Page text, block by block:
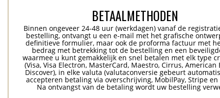
BETAALMETHODEN
Binnen ongeveer 24-48 uur (werkdagen) vanaf de
bestelling, ontvangt u een e-mail met het grafische
definitieve formulier, maar ook de proforma factuur met
bedrag met betrekking tot de bestelling en een
waarmee u kunt gemakkelijk en snel betalen met elk type
(Visa, Visa Electron, MasterCard, Maestro, Cirrus, American
Discover), in elke valuta (valutaconversie gebeurt
accepteren betaling via overschrijving, MobilPay, Stripe en
Na ontvangst van de betaling wordt uw bestelling